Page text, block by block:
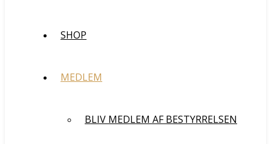
SHOP
MEDLEM
BLIV MEDLEM AF BESTYRRELSEN